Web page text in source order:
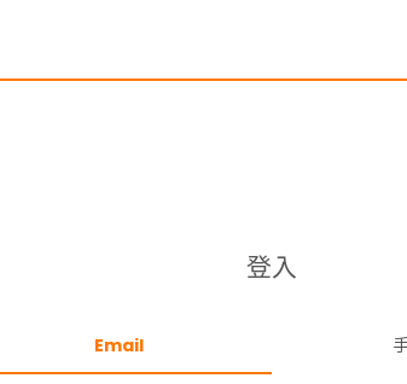
登入
Email